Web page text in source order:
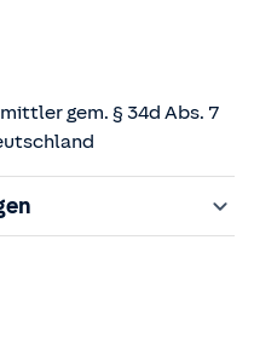
gem. § 34d Abs. 7